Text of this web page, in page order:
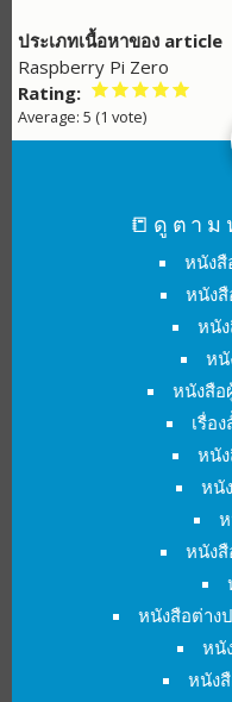
ประเภทเนื้อหาของ article
Raspberry Pi Zero
Rating
Average: 5 (1 vote)
📒ดูตาม
หนัง
หนัง
หนั
หนั
หนังสือ
เรื่อ
หนั
หนั
หนัง
หนังสือต่าง
หนั
หนัง